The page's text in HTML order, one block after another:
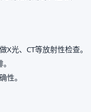
X光、CT等放射性检查。
性。